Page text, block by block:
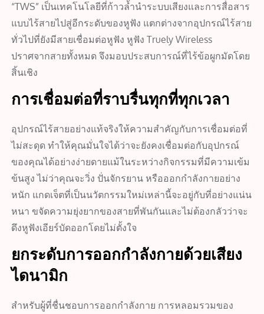
“TWS” เป็นเทคโนโลยีที่ก้าวล้ำนำระบบเสียงและการสื่อสาร
แบบไร้สายไปสู่อีกระดับของหูฟัง แตกต่างจากอุปกรณ์ไร้สาย
ทั่วไปที่ยังมีสายเชื่อมต่อหูฟัง หูฟัง Truely Wireless
ปราศจากสายทั้งหมด จึงมอบประสบการณ์ที่ไร้ข้อผูกมัดโดย
สิ้นเชิง
การเชื่อมต่อที่ราบรื่นทุกที่ทุกเวลา
อุปกรณ์ไร้สายอย่างแท้จริงให้ความสำคัญกับการเชื่อมต่อที่
ไม่สะดุด ทำให้คุณมั่นใจได้ว่าจะยังคงเชื่อมต่อกับอุปกรณ์
ของคุณได้อย่างง่ายดายแม้ในระหว่างกิจกรรมที่มีความเข้ม
ข้นสูง ไม่ว่าคุณจะวิ่ง ปั่นจักรยาน หรือออกกำลังกายอย่าง
หนัก แกดเจ็ตที่เป็นนวัตกรรมใหม่เหล่านี้จะอยู่กับที่อย่างแน่น
หนา ขจัดความยุ่งยากของสายที่พันกันและไม่ต้องกลัวว่าจะ
ดึงหูฟังเอียร์บัดออกโดยไม่ตั้งใจ
ยกระดับการออกกำลังกายด้วยเสียง
ไดนามิก
สำหรับผู้ที่ชื่นชอบการออกกำลังกาย การหลอมรวมของ